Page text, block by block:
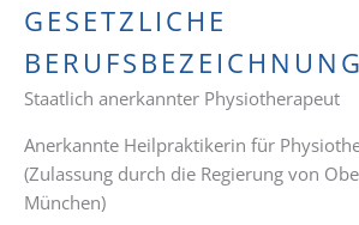
GESETZLICHE
Staatlich anerkannter Physiotherapeut
Anerkannte Heilpraktikerin für
(Zulassung durch die Regierung von
München)